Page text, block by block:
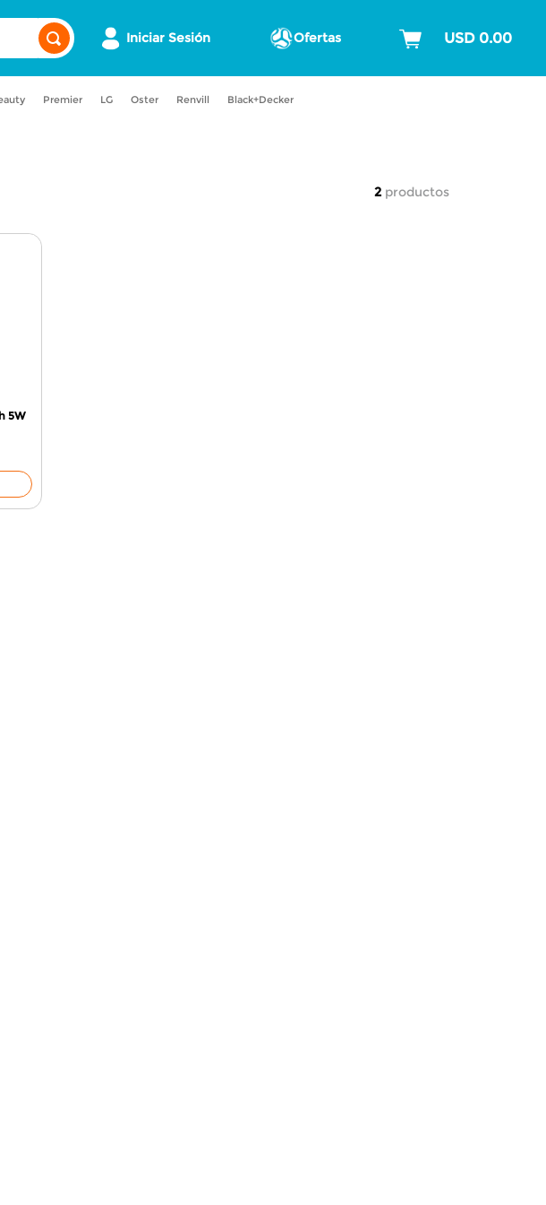
Iniciar Sesión Ofertas
Premier LG Oster Renvill Black+Decker
2 productos
5W